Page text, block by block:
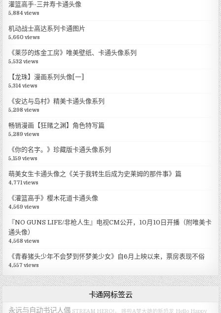
灌篮高手-三井寿卡通头像
5,884 views
机动战士高达系列卡通图片
5,660 views
《莱莎的炼金工房》唯美壁纸、卡通头像系列
5,532 views
【龙珠】漫画系列头像[一]
5,314 views
《安达与岛村》精美卡通头像系列
5,298 views
畅销漫画【狂赌之渊】角色特写篇
5,289 views
《你的名字。》珍藏版卡通头像系列
5,159 views
萌美女生卡通头像之《关于我转生后成为史莱姆的那件事》篇
4,771 views
《灌篮高手》樱木花道卡通头像
4,569 views
『NO GUNS LIFE/非枪人生』电视CM公开，10月10日开播（附唯美卡
通头像）
4,568 views
《青春猪头少年不会梦到怀梦美少女》自6月上映以来，票房表现不俗
4,557 views
卡通网标签云
永远与自动书记人偶 STREAM HERO!， 哆啦A梦大雄的新恐龙 Hello Happy